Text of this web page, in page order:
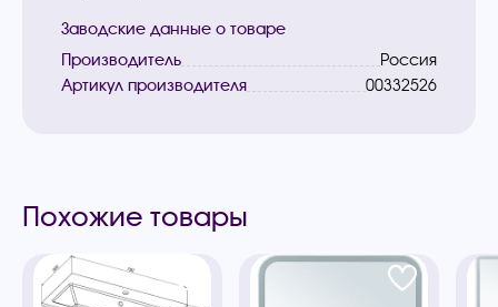
Заводские данные о товаре
Производитель
Россия
Артикул производителя
00332526
Похожие товары